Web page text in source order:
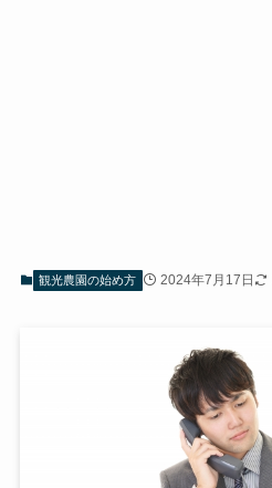
観光農園の始め方 2024年7月17日